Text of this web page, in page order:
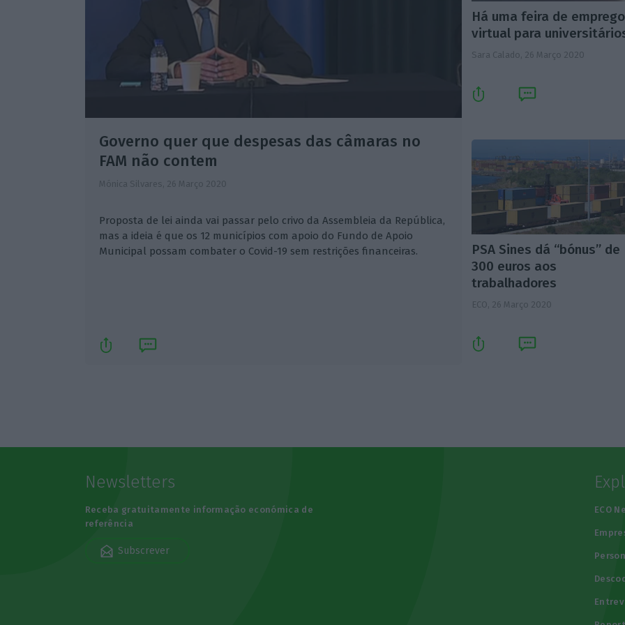
Governo quer que despesas das câmaras no
FAM não contem
Mónica Silvares, 26 Março 2020
Proposta de lei ainda vai passar pelo crivo da Assembleia da República,
mas a ideia é que os 12 municípios com apoio do Fundo de Apoio
Municipal possam combater o Covid-19 sem restrições financeiras.
Há uma feira de emprego
virtual para
Sara Calado, 26 Março 2020
PSA Sines dá “bónus” de
300 euros aos
trabalhadores
ECO, 26 Março 2020
Newsletters
Receba gratuitamente informação económica de
referência
Subscrever
ECO